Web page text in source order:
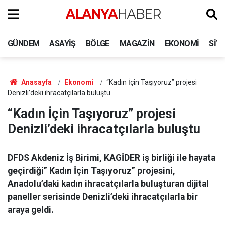
GÜNDEM ASAYIŞ BÖLGE MAGAZIN EKONOMI
Anasayfa Ekonomi
“Kadın İçin Taşıyoruz” projesi
Denizli’deki ihracatçılarla buluştu
“Kadın İçin Taşıyoruz” projesi
Denizli’deki ihracatçılarla buluştu
DFDS Akdeniz İş Birimi, KAGİDER iş birliği ile hayata
geçirdiği” Kadın İçin Taşıyoruz” projesini,
Anadolu’daki kadın ihracatçılarla buluşturan dijital
paneller serisinde Denizli’deki ihracatçılarla bir
araya geldi.